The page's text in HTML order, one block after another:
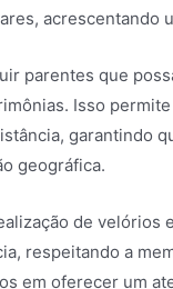
acrescentando
parentes que
Isso
garantindo
geográfica.
de velórios
respeitando a
em oferecer um